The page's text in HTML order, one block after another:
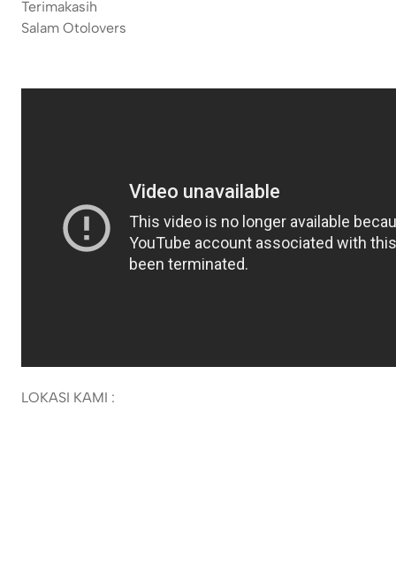
Terimakasih
Salam Otolovers
LOKASI KAMI :